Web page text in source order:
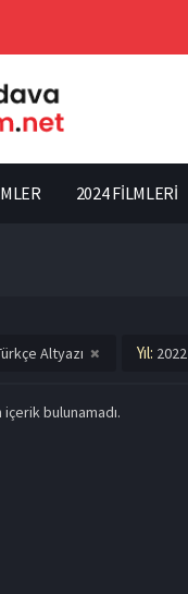
2024 FİLMLERİ
Altyazı Yıl: 2022
içerik bulunamadı.